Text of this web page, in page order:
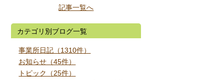
記事一覧へ
カテゴリ別ブログ一覧
事業所日記（1310件）
お知らせ（45件）
トピック（25件）